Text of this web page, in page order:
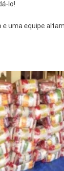
lo!
uma equipe